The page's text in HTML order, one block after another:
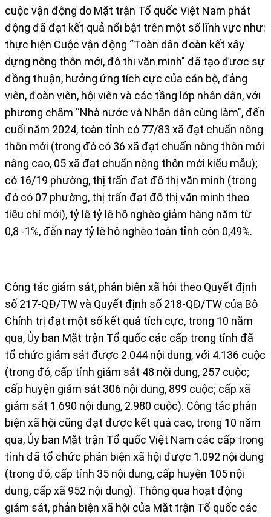
cuộc vận động do Mặt trận Tổ quốc Việt Nam phát
động đã đạt kết quả nổi bật trên một số lĩnh vực như:
thực hiện Cuộc vận động “Toàn dân đoàn kết xây
dựng nông thôn mới, đô thị văn minh" đã tạo được sự
đồng thuận, hưởng ứng tích cực của cán bộ, đảng
viên, đoàn viên, hội viên và các tầng lớp nhân dân, với
phương châm “Nhà nước và Nhân dân cùng làm", đến
cuối năm 2024, toàn tỉnh có 77/83 xã đạt chuẩn nông
thôn mới (trong đó có 36 xã đạt chuẩn nông thôn mới
nâng cao, 05 xã đạt chuẩn nông thôn mới kiểu mẫu);
có 16/19 phường, thị trấn đạt đô thị văn minh (trong
đó có 07 phường, thị trấn đạt đô thị văn minh theo
tiêu chí mới), tỷ lệ tỷ lệ hộ nghèo giảm hàng năm từ
0,8 -1%, đến nay tỷ lệ hộ nghèo toàn tỉnh còn 0,49%.
Công tác giám sát, phản biện xã hội theo Quyết định
số 217-QĐ/TW và Quyết định số 218-QĐ/TW của Bộ
Chính trị đạt một số kết quả tích cực, trong 10 năm
qua, Ủy ban Mặt trận Tổ quốc các cấp trong tỉnh đã
tổ chức giám sát được 2.044 nội dung, với 4.136 cuộc
(trong đó, cấp tỉnh giám sát 48 nội dung, 257 cuộc;
cấp huyện giám sát 306 nội dung, 899 cuộc; cấp xã
giám sát 1.690 nội dung, 2.980 cuộc). Công tác phản
biện xã hội cũng đạt được kết quả cao, trong 10 năm
qua, Ủy ban Mặt trận Tổ quốc Việt Nam các cấp trong
tỉnh đã tổ chức phản biện xã hội được 1.092 nội dung
(trong đó, cấp tỉnh 35 nội dung, cấp huyện 105 nội
dung, cấp xã 952 nội dung). Thông qua hoạt động
giám sát, phản biện xã hội của Mặt trận Tổ quốc các